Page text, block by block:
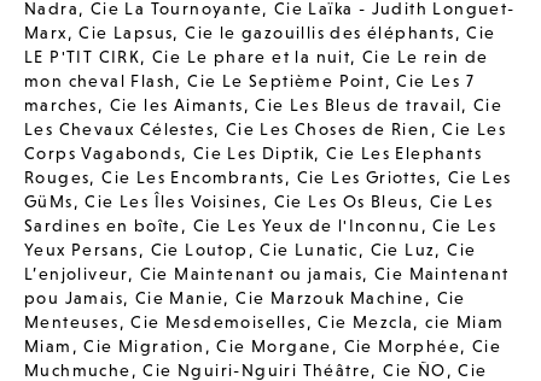
Nadra, Cie La Tournoyante, Cie Laïka - Judith Longuet-
Marx,Cie Lapsus,Cie le gazouillis des éléphants,Cie
LE P'TIT CIRK,Cie Le phare et la nuit,Cie Le rein de
mon cheval Flash,Cie Le Septième Point,Cie Les 7
marches, Cie les Aimants,Cie Les Bleus de travail, Cie
Les Chevaux Célestes, Cie Les Choses de Rien ,Cie Les
Corps Vagabonds, Cie Les Diptik,Cie Les Elephants
Rouges,Cie Les Encombrants, Cie Les Griottes, Cie Les
GüMs,Cie Les Îles Voisines, Cie Les Os Bleus, Cie Les
Sardines en boîte, Cie Les Yeux de l'Inconnu ,Cie Les
Yeux Persans, Cie Loutop ,Cie Lunatic, Cie Luz,Cie
L’enjoliveur, Cie Maintenant ou jamais,Cie Maintenant
pou Jamais, Cie Manie,Cie Marzouk Machine, Cie
Menteuses,Cie Mesdemoiselles,Cie Mezcla,cie Miam
Miam ,Cie Migration ,Cie Morgane, Cie Morphée, Cie
Muchmuche,Cie Nguiri-Nguiri Théâtre,Cie ÑO,Cie